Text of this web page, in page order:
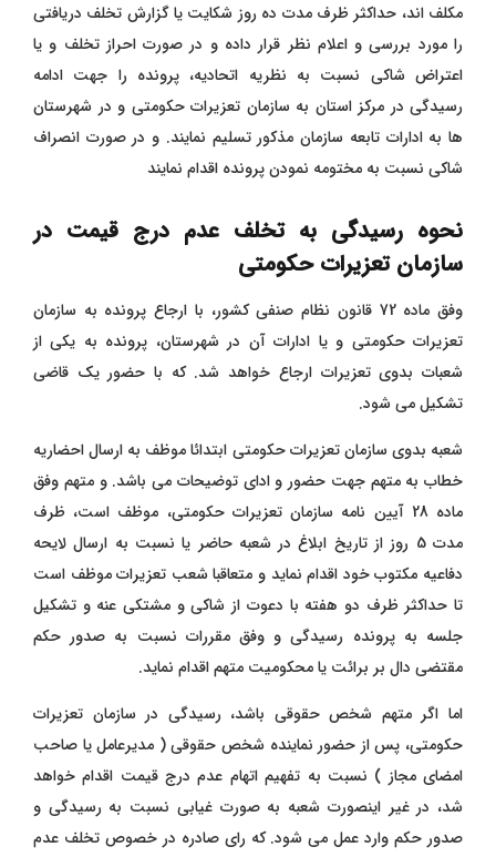
مکلف اند، حداکثر ظرف مدت ده روز شکایت یا گزارش تخلف دریافتی
را مورد بررسی و اعلام نظر قرار داده و در صورت احراز تخلف و یا
اعتراض شاکی نسبت به نظریه اتحادیه، پرونده را جهت ادامه
رسیدگی در مرکز استان به سازمان تعزیرات حکومتی و در شهرستان
ها به ادارات تابعه سازمان مذکور تسلیم نمایند. و در صورت انصراف
شاکی نسبت به مختومه نمودن پرونده اقدام نمایند
نحوه رسیدگی به تخلف عدم درج قیمت در
سازمان تعزیرات حکومتی
وفق ماده 72 قانون نظام صنفی کشور، با ارجاع پرونده به سازمان
تعزیرات حکومتی و یا ادارات آن در شهرستان، پرونده به یکی از
شعبات بدوی تعزیرات ارجاع خواهد شد. که با حضور یک قاضی
تشکیل می شود.
شعبه بدوی سازمان تعزیرات حکومتی ابتدائا موظف به ارسال احضاریه
خطاب به متهم جهت حضور و ادای توضیحات می باشد. و متهم وفق
ماده 28 آیین نامه سازمان تعزیرات حکومتی، موظف است، ظرف
مدت 5 روز از تاریخ ابلاغ در شعبه حاضر یا نسبت به ارسال لایحه
دفاعیه مکتوب خود اقدام نماید و متعاقبا شعب تعزیرات موظف است
تا حداکثر ظرف دو هفته با دعوت از شاکی و مشتکی عنه و تشکیل
جلسه به پرونده رسیدگی و وفق مقررات نسبت به صدور حکم
مقتضی دال بر برائت یا محکومیت متهم اقدام نماید.
اما اگر متهم شخص حقوقی باشد، رسیدگی در سازمان تعزیرات
حکومتی، پس از حضور نماینده شخص حقوقی ( مدیرعامل یا صاحب
امضای مجاز ) نسبت به تفهیم اتهام عدم درج قیمت اقدام خواهد
شد، در غیر اینصورت شعبه به صورت غیابی نسبت به رسیدگی و
صدور حکم وارد عمل می شود. که رای صادره در خصوص تخلف عدم